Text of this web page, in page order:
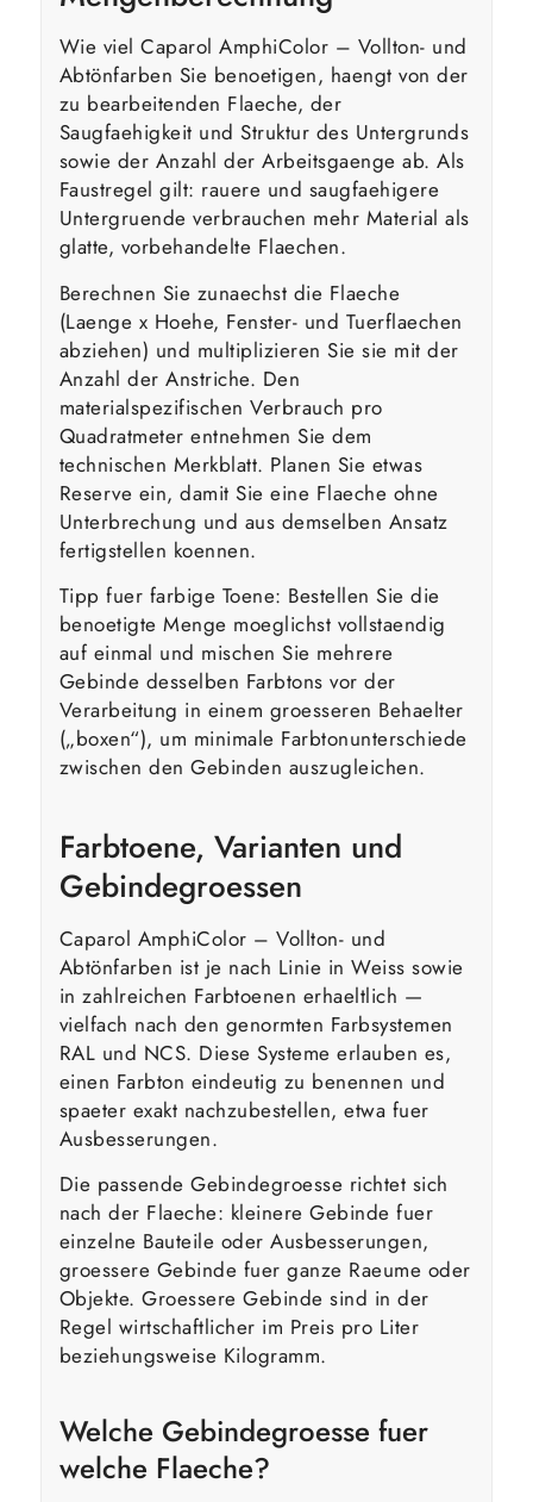
Wie viel Caparol AmphiColor – Vollton- und
Abtönfarben Sie benoetigen, haengt von der
zu bearbeitenden Flaeche, der
Saugfaehigkeit und Struktur des Untergrunds
sowie der Anzahl der Arbeitsgaenge ab. Als
Faustregel gilt: rauere und saugfaehigere
Untergruende verbrauchen mehr Material als
glatte, vorbehandelte Flaechen.
Berechnen Sie zunaechst die Flaeche
(Laenge x Hoehe, Fenster- und Tuerflaechen
abziehen) und multiplizieren Sie sie mit der
Anzahl der Anstriche. Den
materialspezifischen Verbrauch pro
Quadratmeter entnehmen Sie dem
technischen Merkblatt. Planen Sie etwas
Reserve ein, damit Sie eine Flaeche ohne
Unterbrechung und aus demselben Ansatz
fertigstellen koennen.
Tipp fuer farbige Toene: Bestellen Sie die
benoetigte Menge moeglichst vollstaendig
auf einmal und mischen Sie mehrere
Gebinde desselben Farbtons vor der
Verarbeitung in einem groesseren Behaelter
(„boxen“), um minimale Farbtonunterschiede
zwischen den Gebinden auszugleichen.
Farbtoene, Varianten und
Gebindegroessen
Caparol AmphiColor – Vollton- und
Abtönfarben ist je nach Linie in Weiss sowie
in zahlreichen Farbtoenen erhaeltlich —
vielfach nach den genormten Farbsystemen
RAL und NCS. Diese Systeme erlauben es,
einen Farbton eindeutig zu benennen und
spaeter exakt nachzubestellen, etwa fuer
Ausbesserungen.
Die passende Gebindegroesse richtet sich
nach der Flaeche: kleinere Gebinde fuer
einzelne Bauteile oder Ausbesserungen,
groessere Gebinde fuer ganze Raeume oder
Objekte. Groessere Gebinde sind in der
Regel wirtschaftlicher im Preis pro Liter
beziehungsweise Kilogramm.
Welche Gebindegroesse fuer
welche Flaeche?